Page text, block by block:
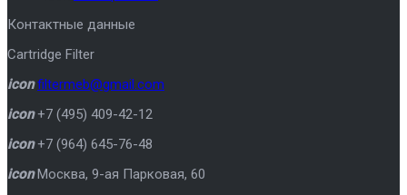
Контактные данные
Cartridge Filter
icon filtermeb@gmail.com
icon +7 (495) 409-42-12
icon +7 (964) 645-76-48
icon Москва, 9-ая Парковая, 60